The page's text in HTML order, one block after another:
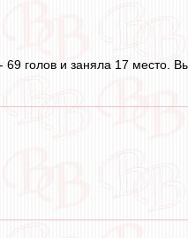
69 голов и заняла 17 место.